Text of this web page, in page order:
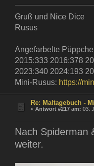
Gruß und Nice Dice
Rusus
Angefarbelte
2015:333 2016:378
2023:340 2024:193
Mini-Rusus: https://
Re: Maltagebuch -
«Antwort #217 am: 03.
Nach Spiderman
weiter.